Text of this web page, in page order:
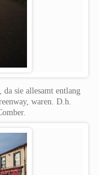
sie allesamt entlang
waren. D.h.